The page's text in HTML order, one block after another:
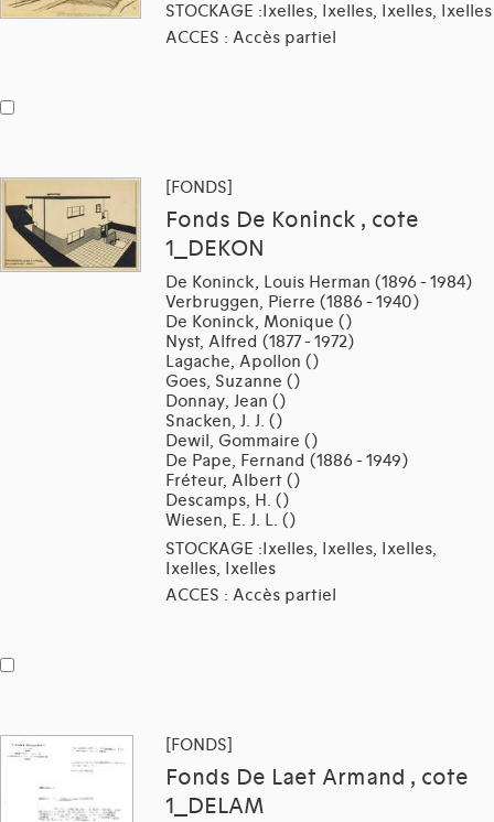
STOCKAGE :Ixelles, Ixelles, Ixelles, Ixelles
ACCES : Accès partiel
[FONDS]
Fonds De Koninck , cote
1_DEKON
De Koninck, Louis Herman (1896 - 1984)
Verbruggen, Pierre (1886 - 1940)
De Koninck, Monique ()
Nyst, Alfred (1877 - 1972)
Lagache, Apollon ()
Goes, Suzanne ()
Donnay, Jean ()
Snacken, J. J. ()
Dewil, Gommaire ()
De Pape, Fernand (1886 - 1949)
Fréteur, Albert ()
Descamps, H. ()
Wiesen, E. J. L. ()
STOCKAGE :Ixelles, Ixelles, Ixelles,
Ixelles, Ixelles
ACCES : Accès partiel
[FONDS]
Fonds De Laet Armand , cote
1_DELAM